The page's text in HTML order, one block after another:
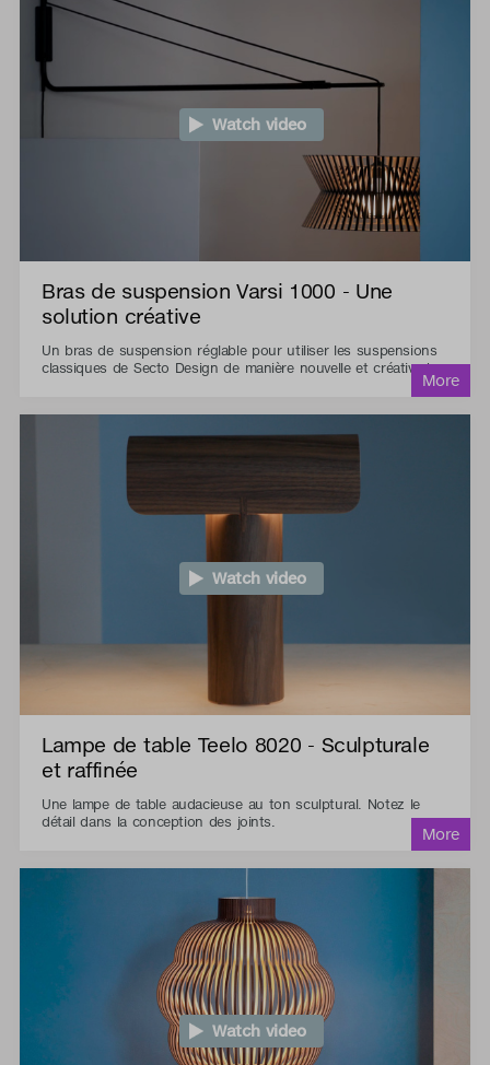
Watch video
Bras de suspension Varsi 1000 - Une
solution créative
Un bras de suspension réglable pour utiliser les suspensions
classiques de Secto Design de manière nouvelle et créative !
Watch video
Lampe de table Teelo 8020 - Sculpturale
et raffinée
Une lampe de table audacieuse au ton sculptural. Notez le
détail dans la conception des joints.
Watch video